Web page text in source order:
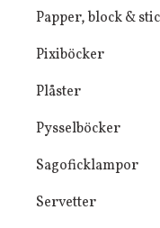
Papper, block &
Pixiböcker
Plåster
Pysselböcker
Sagoficklampor
Servetter